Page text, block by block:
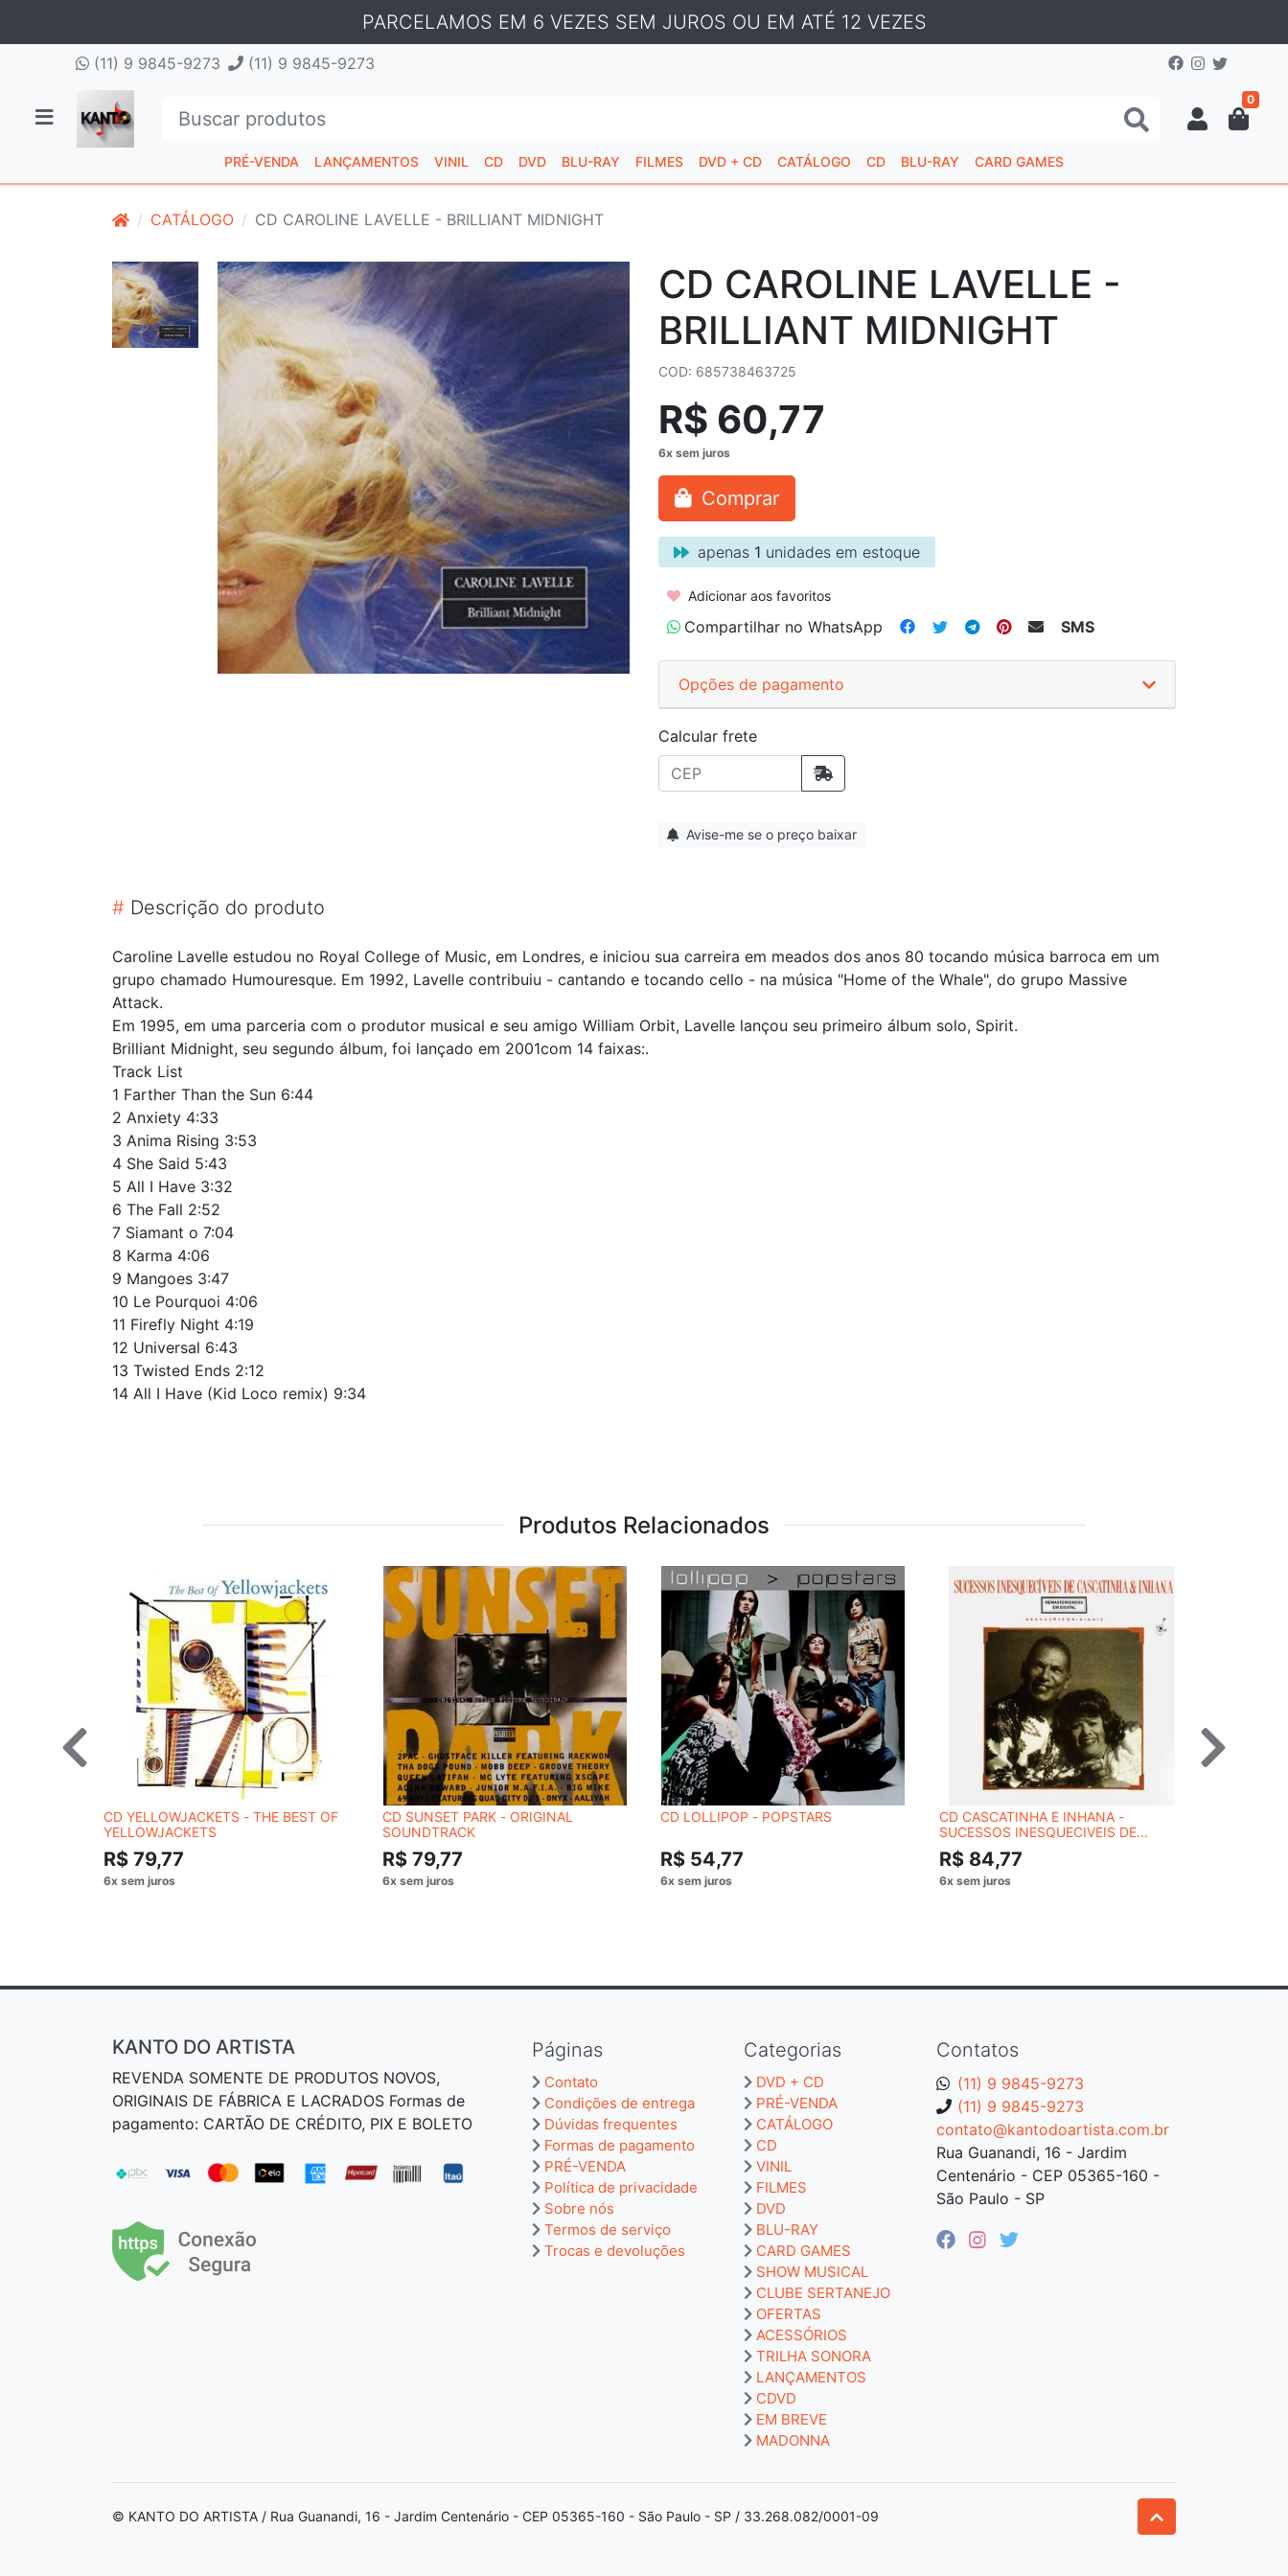
PARCELAMOS EM 6 VEZES SEM JUROS OU EM ATÉ 12 VEZES
(11) 9 9845-9273 (11) 9 9845-9273
0
PRÉ-VENDA LANÇAMENTOS VINIL CD DVD BLU-RAY FILMES DVD + CD CATÁLOGO CD BLU-RAY CARD GAMES
CATÁLOGO CD CAROLINE LAVELLE - BRILLIANT MIDNIGHT
CD CAROLINE LAVELLE -
BRILLIANT MIDNIGHT
COD: 685738463725
R$ 60,77
Comprar
apenas 1 unidades em estoque
Adicionar aos favoritos
Compartilhar no WhatsApp SMS
Opções de pagamento
Calcular frete
Avise-me se o preço baixar
# Descrição do produto
Caroline Lavelle estudou no Royal College of Music, em Londres, e iniciou sua carreira em meados dos anos 80 tocando música barroca em um
grupo chamado Humouresque. Em 1992, Lavelle contribuiu - cantando e tocando cello - na música "Home of the Whale", do grupo Massive
Attack.
Em 1995, em uma parceria com o produtor musical e seu amigo William Orbit, Lavelle lançou seu primeiro álbum solo, Spirit.
Brilliant Midnight, seu segundo álbum, foi lançado em 2001com 14 faixas:.
Track List
1 Farther Than the Sun 6:44
2 Anxiety 4:33
3 Anima Rising 3:53
4 She Said 5:43
5 All I Have 3:32
6 The Fall 2:52
7 Siamant o 7:04
8 Karma 4:06
9 Mangoes 3:47
10 Le Pourquoi 4:06
11 Firefly Night 4:19
12 Universal 6:43
13 Twisted Ends 2:12
14 All I Have (Kid Loco remix) 9:34
Produtos Relacionados
CD YELLOWJACKETS - THE BEST OF
YELLOWJACKETS
R$ 79,77
CD SUNSET PARK - ORIGINAL
SOUNDTRACK
R$ 79,77
CD LOLLIPOP - POPSTARS
R$ 54,77
CD CASCATINHA E INHANA -
SUCESSOS INESQUECIVEIS DE...
R$ 84,77
Contatos
(11) 9 9845-9273
(11) 9 9845-9273
contato@kantodoartista.com.br
Rua Guanandi, 16 - Jardim
Centenário - CEP 05365-160 -
São Paulo - SP
Páginas
Contato
Condições de entrega
Dúvidas frequentes
Formas de pagamento
PRÉ-VENDA
Política de privacidade
Sobre nós
Termos de serviço
Trocas e devoluções
Categorias
DVD + CD
PRÉ-VENDA
CATÁLOGO
CD
VINIL
FILMES
DVD
BLU-RAY
CARD GAMES
SHOW MUSICAL
CLUBE SERTANEJO
OFERTAS
ACESSÓRIOS
TRILHA SONORA
LANÇAMENTOS
CDVD
EM BREVE
MADONNA
KANTO DO ARTISTA
REVENDA SOMENTE DE PRODUTOS NOVOS,
ORIGINAIS DE FÁBRICA E LACRADOS Formas de
pagamento: CARTÃO DE CRÉDITO, PIX E BOLETO
© KANTO DO ARTISTA / Rua Guanandi, 16 - Jardim Centenário - CEP 05365-160 - São Paulo - SP / 33.268.082/0001-09